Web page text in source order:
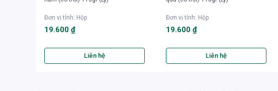
Đơn vị tính: Hộp
19.600 ₫
Liên hệ
Đơn vị tính: Hộp
19.600 ₫
Liên hệ